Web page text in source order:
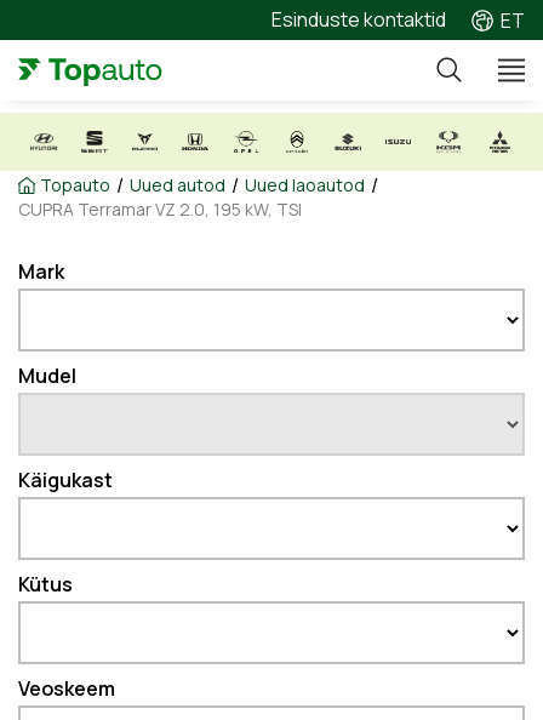
Esinduste kontaktid ET
Topauto / Uued autod / Uued laoautod /
CUPRA Terramar VZ 2.0, 195 kW, TSI
Mark
Mudel
Käigukast
Kütus
Veoskeem